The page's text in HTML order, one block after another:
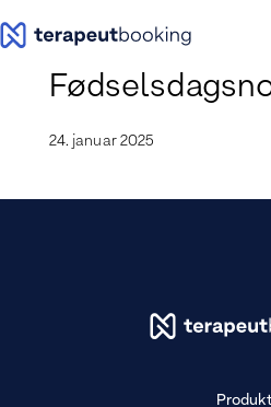
til
24. januar 2025
Produkt